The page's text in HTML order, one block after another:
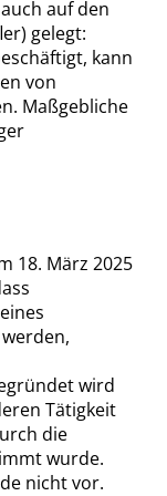
auf den
gelegt:
kann
von
Maßgebliche
18. März 2025
wird
Tätigkeit
die
wurde.
nicht vor.